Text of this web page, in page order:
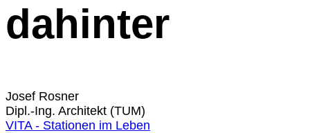
dahinter
Josef Rosner
Dipl.-Ing. Architekt (TUM)
VITA - Stationen im Leben